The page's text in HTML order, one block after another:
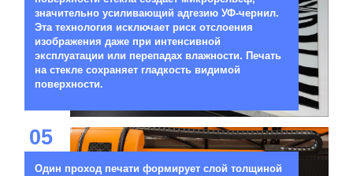
значительно усиливающий адгезию УФ-чернил.
Эта технология исключает риск отслоения
изображения даже при интенсивной
эксплуатации или перепадах влажности. Печать
на стекле сохраняет гладкость видимой
поверхности.
05
Один проход печати формирует слой толщиной